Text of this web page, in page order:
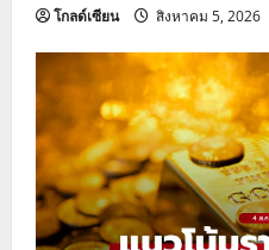
โกลด์เซียน สิงหาคม 5, 2026